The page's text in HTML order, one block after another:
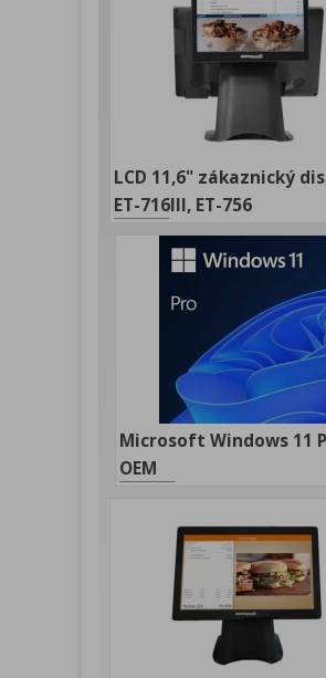
LCD 11,6" zákaznický
ET-716III, ET-756
Microsoft Windows 11
OEM